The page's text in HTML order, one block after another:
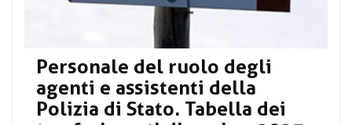
Personale del ruolo degli
agenti e assistenti della
Polizia di Stato. Tabella dei